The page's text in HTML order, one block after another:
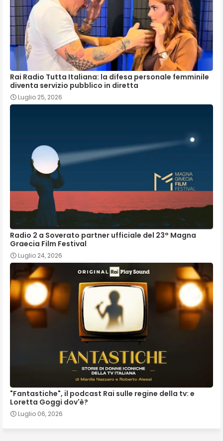
Rai Radio Tutta Italiana: la difesa personale femminile
diventa servizio pubblico in diretta
Luglio 25, 2026
Radio 2 a Soverato partner ufficiale del 23° Magna
Graecia Film Festival
Luglio 24, 2026
"Fantastiche", il podcast Rai sulle regine della tv: e
Loretta Goggi dov'è?
Luglio 06, 2026